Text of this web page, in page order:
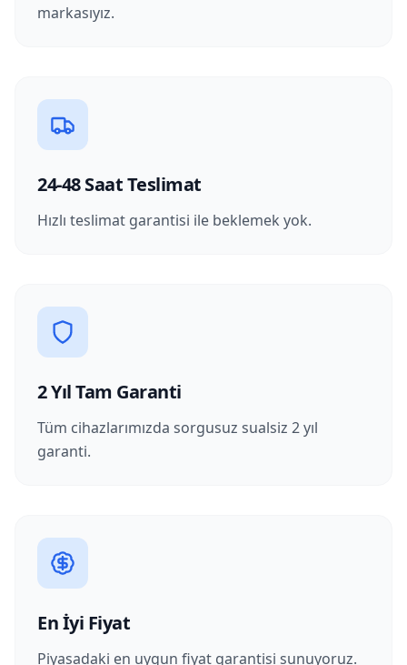
markasıyız.
24-48 Saat Teslimat
Hızlı teslimat garantisi ile beklemek yok.
2 Yıl Tam Garanti
Tüm cihazlarımızda sorgusuz sualsiz 2 yıl
garanti.
En İyi Fiyat
Piyasadaki en uygun fiyat garantisi sunuyoruz.